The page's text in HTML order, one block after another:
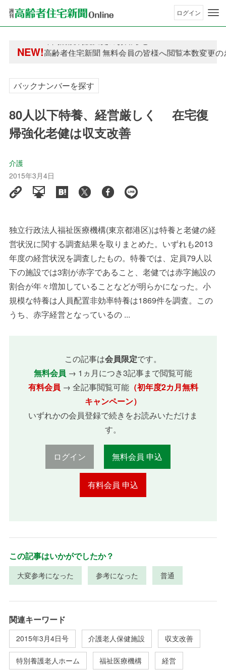
ログイン
NEW!高齢者住宅新聞 無料会員の皆様へ閲覧本数変更
高齢者住宅新聞 無料会員の皆様へ閲覧本数変更
バックナンバーを探す
80人以下特養、経営厳しく 在宅復
帰強化老健は収支改善
介護
2015年3月4日
独立行政法人福祉医療機構(東京都港区)は特養と老健の経
営状況に関する調査結果を取りまとめた。いずれも2013
年度の経営状況を調査したもの。特養では、定員79人以
下の施設では3割が赤字であること、老健では赤字施設の
割合が年々増加していることなどが明らかになった。小
規模な特養は人員配置非効率特養は1869件を調査。この
うち、赤字経営となっているの ...
この記事は会員限定です。
無料会員 → 1ヵ月につき3記事まで閲覧可能
有料会員 → 全記事閲覧可能（初年度2カ月無料
キャンペーン）
いずれかの会員登録で続きをお読みいただけま
す。
ログイン 無料会員 申込
有料会員 申込
この記事はいかがでしたか？
大変参考になった 参考になった 普通
関連キーワード
2015年3月4日号 介護老人保健施設 収支改善
特別養護老人ホーム 福祉医療機構 経営